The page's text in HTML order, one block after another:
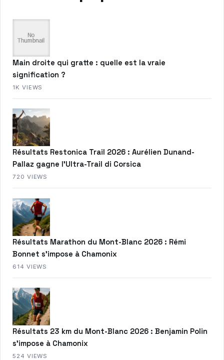
Main droite qui gratte : quelle est la vraie
signification ?
1K VIEWS
Résultats Restonica Trail 2026 : Aurélien Dunand-
Pallaz gagne l’Ultra-Trail di Corsica
720 VIEWS
Résultats Marathon du Mont-Blanc 2026 : Rémi
Bonnet s’impose à Chamonix
614 VIEWS
Résultats 23 km du Mont-Blanc 2026 : Benjamin Polin
s’impose à Chamonix
524 VIEWS